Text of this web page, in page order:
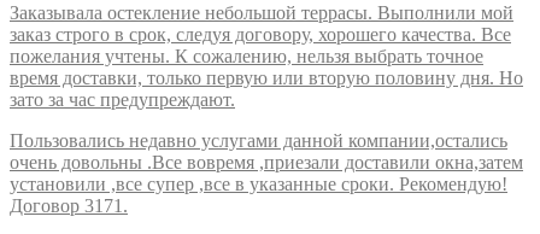
Заказывала остекление небольшой террасы. Выполнили мой
заказ строго в срок, следуя договору, хорошего качества. Все
пожелания учтены. К сожалению, нельзя выбрать точное
время доставки, только первую или вторую половину дня. Но
зато за час предупреждают.
Пользовались недавно услугами данной компании,остались
очень довольны .Все вовремя ,приезали доставили окна,затем
установили ,все супер ,все в указанные сроки. Рекомендую!
Договор 3171.